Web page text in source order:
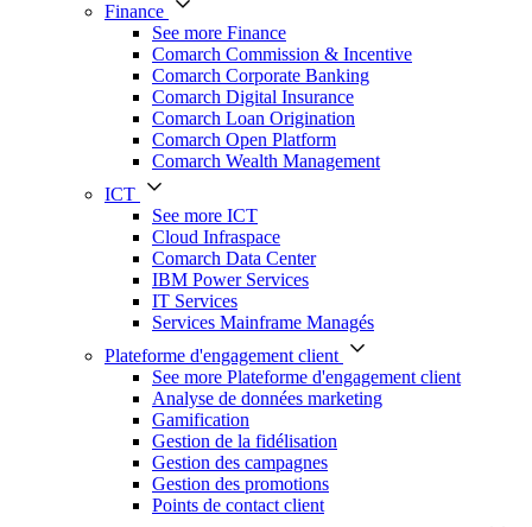
Finance
See more Finance
Comarch Commission & Incentive
Comarch Corporate Banking
Comarch Digital Insurance
Comarch Loan Origination
Comarch Open Platform
Comarch Wealth Management
ICT
See more ICT
Cloud Infraspace
Comarch Data Center
IBM Power Services
IT Services
Services Mainframe Managés
Plateforme d'engagement client
See more Plateforme d'engagement client
Analyse de données marketing
Gamification
Gestion de la fidélisation
Gestion des campagnes
Gestion des promotions
Points de contact client